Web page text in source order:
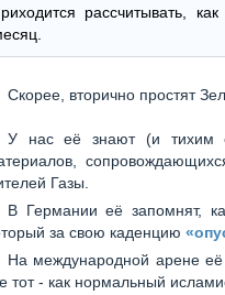
рассчитывать,
Скорее, вторично простят
У нас её знают (и тихим
Газы.
В Германии её запомнят,
за свою каденцию
На международной арене
тот - как нормальный